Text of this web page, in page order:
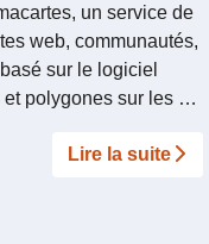
un service de
web, communautés,
sur le logiciel
et polygones sur les …
Lire la suite­­